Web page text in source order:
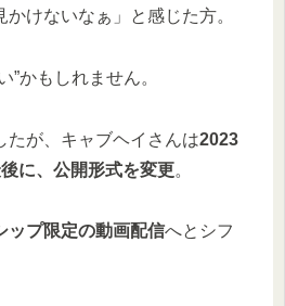
かけないなぁ」と感じた方。
”かもしれません。
たが、キャブヘイさんは2023
に、公開形式を変更。
ップ限定の動画配信へとシフ